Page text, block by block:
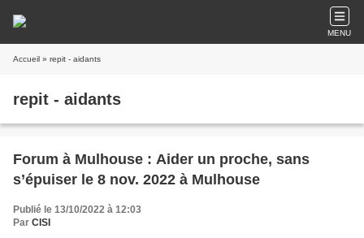
MENU
Accueil » repit - aidants
repit - aidants
Forum à Mulhouse : Aider un proche, sans
s’épuiser le 8 nov. 2022 à Mulhouse
Publié le 13/10/2022 à 12:03
Par CISI